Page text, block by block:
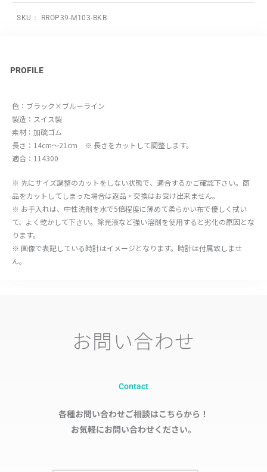
SKU： RROP39-M103-BKB
PROFILE
色：ブラック×ブルーライン
製造：スイス製
素材：加硫ゴム
長さ：14cm～21cm ※ 長さをカットして調整します。
適合：114300
※ 先にサイズ調整のカットをしない状態で、適合するかご確認下さい。商
品をカットしてしまった場合は返品・交換はお受け出来ません。
※ お手入れは、中性洗剤を水で5倍程度に薄めて柔らかい布で優しく拭い
て、よく乾かして下さい。除光液など強い溶剤を使用すると劣化の原因とな
ります。
※ 画像で表記している時計はイメージとなります。時計は付属致しませ
ん。
お問い合わせ
Contact
各種お問い合わせご相談はこちらから！
お気軽にお問い合わせください。